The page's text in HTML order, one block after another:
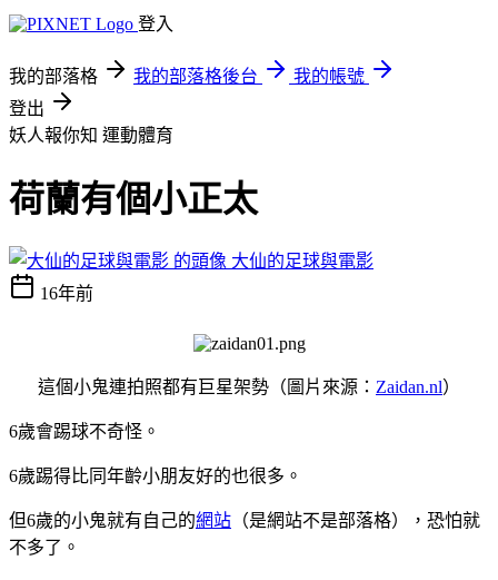
登入
我的部落格 我的部落格後台
我的帳號
登出
妖人報你知 運動體育
荷蘭有個小正太
大仙的足球與電影
16年前
這個小鬼連拍照都有巨星架勢（圖片來源： Zaidan.nl）
6歲會踢球不奇怪。
6歲踢得比同年齡小朋友好的也很多。
但6歲的小鬼就有自己的網站 （是網站不是部落格），恐怕就
不多了。